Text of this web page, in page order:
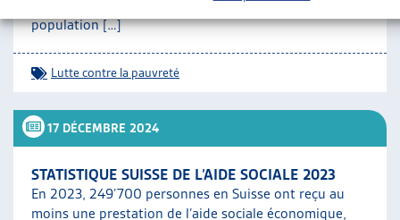
pauvreté en Suisse qui touchait, en 2022, 8,2% de la
population […]
Lutte contre la pauvreté
17 DÉCEMBRE 2024
STATISTIQUE SUISSE DE L’AIDE SOCIALE 2023
En 2023, 249’700 personnes en Suisse ont reçu au
moins une prestation de l’aide sociale économique,